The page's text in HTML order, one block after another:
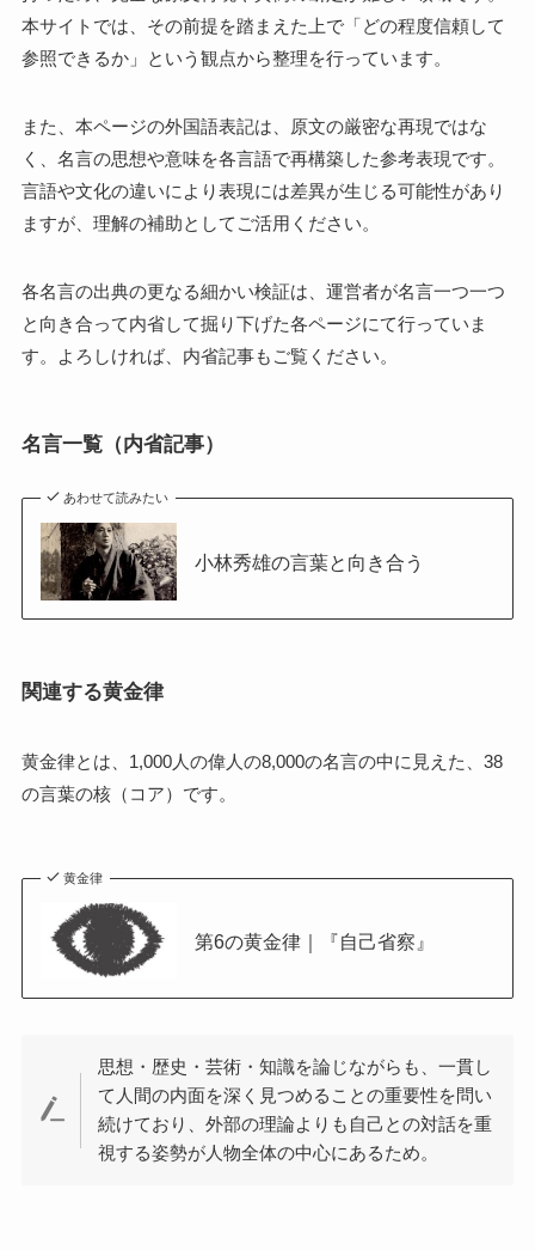
本サイトでは、その前提を踏まえた上で「どの程度信頼して
参照できるか」という観点から整理を行っています。
また、本ページの外国語表記は、原文の厳密な再現ではな
く、名言の思想や意味を各言語で再構築した参考表現です。
言語や文化の違いにより表現には差異が生じる可能性があり
ますが、理解の補助としてご活用ください。
各名言の出典の更なる細かい検証は、運営者が名言一つ一つ
と向き合って内省して掘り下げた各ページにて行っていま
す。よろしければ、内省記事もご覧ください。
名言一覧（内省記事）
あわせて読みたい
小林秀雄の言葉と向き合う
関連する黄金律
黄金律とは、1,000人の偉人の8,000の名言の中に見えた、38
の言葉の核（コア）です。
黄金律
第6の黄金律｜『自己省察』
思想・歴史・芸術・知識を論じながらも、一貫し
て人間の内面を深く見つめることの重要性を問い
続けており、外部の理論よりも自己との対話を重
視する姿勢が人物全体の中心にあるため。